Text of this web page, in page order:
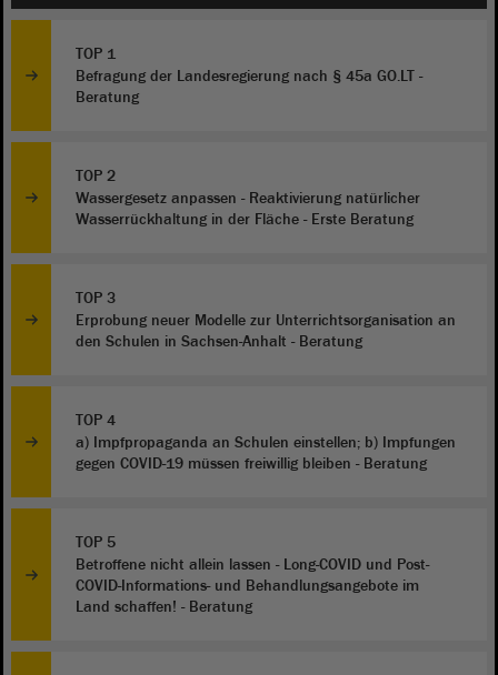
TOP 1
Befragung der Landesregierung nach § 45a GO.LT -
Beratung
TOP 2
Wassergesetz anpassen - Reaktivierung natürlicher
Wasserrückhaltung in der Fläche - Erste Beratung
TOP 3
Erprobung neuer Modelle zur Unterrichtsorganisation an
den Schulen in Sachsen-Anhalt - Beratung
TOP 4
a) Impfpropaganda an Schulen einstellen; b) Impfungen
gegen COVID-19 müssen freiwillig bleiben - Beratung
TOP 5
Betroffene nicht allein lassen - Long-COVID und Post-
COVID-Informations- und Behandlungsangebote im
Land schaffen! - Beratung